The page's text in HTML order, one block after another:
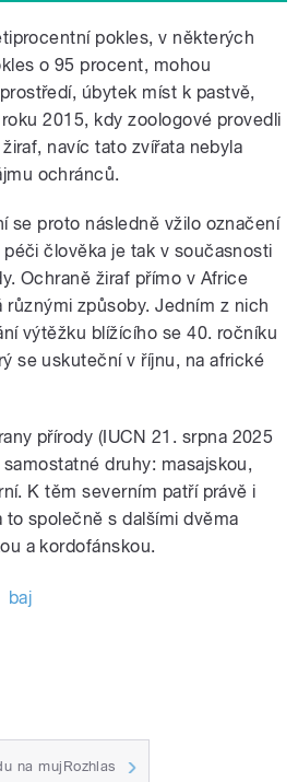
pokles, v některých
o 95 procent, mohou
úbytek míst k pastvě,
2015, kdy zoologové provedli
navíc tato zvířata nebyla
ochránců.
se proto následně vžilo označení
člověka je tak v současnosti
Ochraně žiraf přímo v Africe
různými způsoby. Jedním z nich
výtěžku blížícího se 40. ročníku
se uskuteční v říjnu, na africké
přírody (IUCN 21. srpna 2025
druhy: masajskou,
K těm severním patří právě i
to společně s dalšími dvěma
a kordofánskou.
baj
na mujRozhlas